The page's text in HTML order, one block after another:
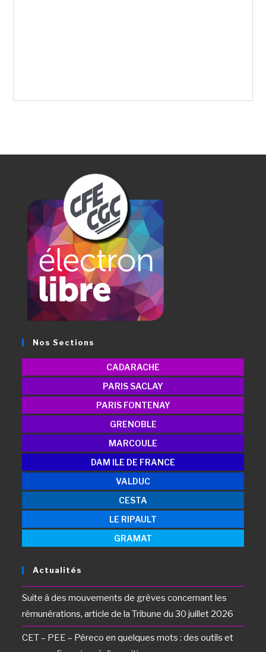
Nos Sections
CADARACHE
PARIS SACLAY
PARIS FONTENAY
GRENOBLE
MARCOULE
DAM ILE DE FRANCE
VALDUC
CESTA
LE RIPAULT
GRAMAT
Actualités
Suite à des mouvements de grèves concernant les
rémunérations, article de la Tribune du 30 juillet 2026
CET – PEE – Péreco en quelques mots : des outils et